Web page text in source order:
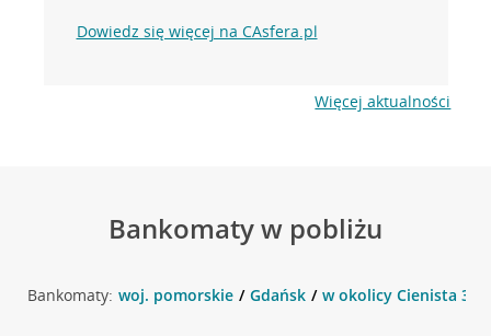
Dowiedz się więcej na CAsfera.pl
Więcej aktualności
Bankomaty w pobliżu
Bankomaty: woj. pomorskie Gdańsk w okolicy Cienista 30 ,